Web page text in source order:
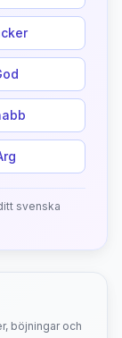
svenska
böjningar och